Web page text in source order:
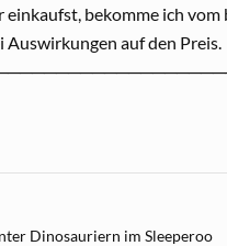
einkaufst, bekomme ich
Auswirkungen auf den Preis.
Dinosauriern im Sleeperoo